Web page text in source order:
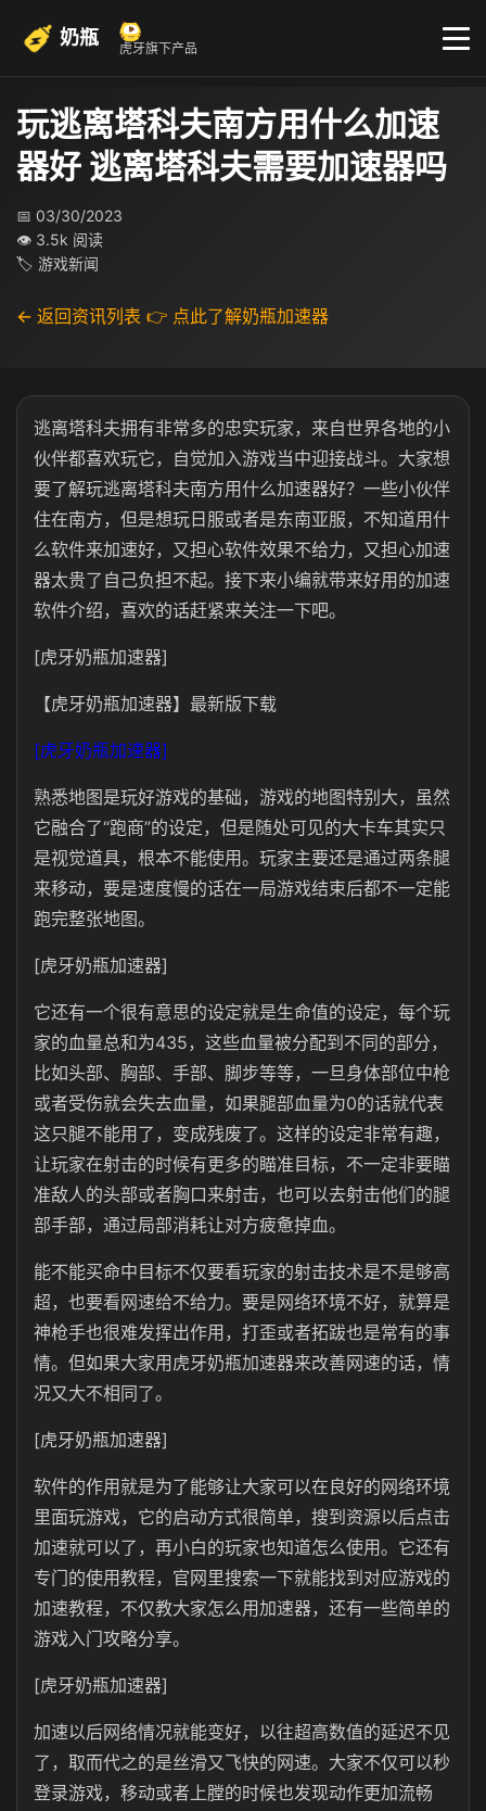
奶瓶 虎牙旗下产品
玩逃离塔科夫南方用什么加速
器好 逃离塔科夫需要加速器吗
📅 03/30/2023
👁 3.5k 阅读
🏷 游戏新闻
← 返回资讯列表 👉 点此了解奶瓶加速器
逃离塔科夫拥有非常多的忠实玩家，来自世界各地的小
伙伴都喜欢玩它，自觉加入游戏当中迎接战斗。大家想
要了解玩逃离塔科夫南方用什么加速器好？一些小伙伴
住在南方，但是想玩日服或者是东南亚服，不知道用什
么软件来加速好，又担心软件效果不给力，又担心加速
器太贵了自己负担不起。接下来小编就带来好用的加速
软件介绍，喜欢的话赶紧来关注一下吧。
[虎牙奶瓶加速器]
【虎牙奶瓶加速器】最新版下载
[虎牙奶瓶加速器]
熟悉地图是玩好游戏的基础，游戏的地图特别大，虽然
它融合了“跑商”的设定，但是随处可见的大卡车其实只
是视觉道具，根本不能使用。玩家主要还是通过两条腿
来移动，要是速度慢的话在一局游戏结束后都不一定能
跑完整张地图。
[虎牙奶瓶加速器]
它还有一个很有意思的设定就是生命值的设定，每个玩
家的血量总和为435，这些血量被分配到不同的部分，
比如头部、胸部、手部、脚步等等，一旦身体部位中枪
或者受伤就会失去血量，如果腿部血量为0的话就代表
这只腿不能用了，变成残废了。这样的设定非常有趣，
让玩家在射击的时候有更多的瞄准目标，不一定非要瞄
准敌人的头部或者胸口来射击，也可以去射击他们的腿
部手部，通过局部消耗让对方疲惫掉血。
能不能买命中目标不仅要看玩家的射击技术是不是够高
超，也要看网速给不给力。要是网络环境不好，就算是
神枪手也很难发挥出作用，打歪或者拓跋也是常有的事
情。但如果大家用虎牙奶瓶加速器来改善网速的话，情
况又大不相同了。
[虎牙奶瓶加速器]
软件的作用就是为了能够让大家可以在良好的网络环境
里面玩游戏，它的启动方式很简单，搜到资源以后点击
加速就可以了，再小白的玩家也知道怎么使用。它还有
专门的使用教程，官网里搜索一下就能找到对应游戏的
加速教程，不仅教大家怎么用加速器，还有一些简单的
游戏入门攻略分享。
[虎牙奶瓶加速器]
加速以后网络情况就能变好，以往超高数值的延迟不见
了，取而代之的是丝滑又飞快的网速。大家不仅可以秒
登录游戏，移动或者上膛的时候也发现动作更加流畅